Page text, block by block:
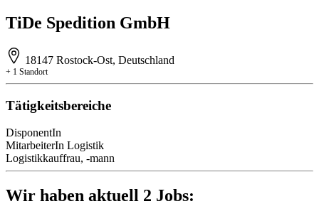
TiDe Spedition GmbH
18147 Rostock-Ost, Deutschland
+ 1 Standort
Tätigkeitsbereiche
DisponentIn
MitarbeiterIn Logistik
Logistikkauffrau, -mann
Wir haben aktuell 2 Jobs: